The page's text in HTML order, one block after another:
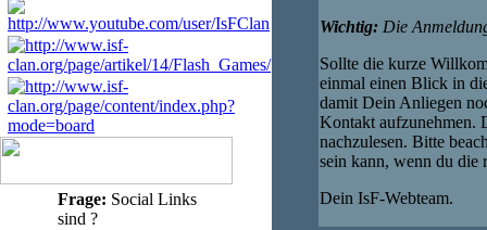
Frage: Social Links
sind ?
Wichtig: Die
Sollte die kurze
einmal einen Blick in
damit Dein Anliegen
Kontakt aufzunehmen.
nachzulesen. Bitte
sein kann, wenn du die
Dein IsF-Webteam.